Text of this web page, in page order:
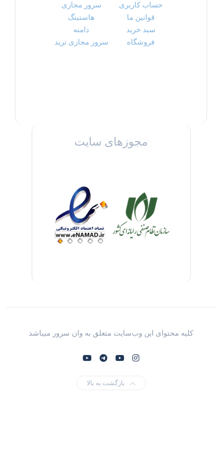
حساب کاربری
قوانین ما
سبد خرید
فروشگاه
سرور مجازی
هاستینگ
دامنه
سرور مجازی ترید
مجوزهای سایت
کلیه محتوای این وب‌سایت متعلق به وان سرور میباشد
بازگشت به بالا